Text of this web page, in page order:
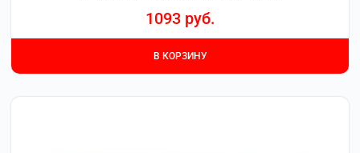
1093 руб.
В КОРЗИНУ